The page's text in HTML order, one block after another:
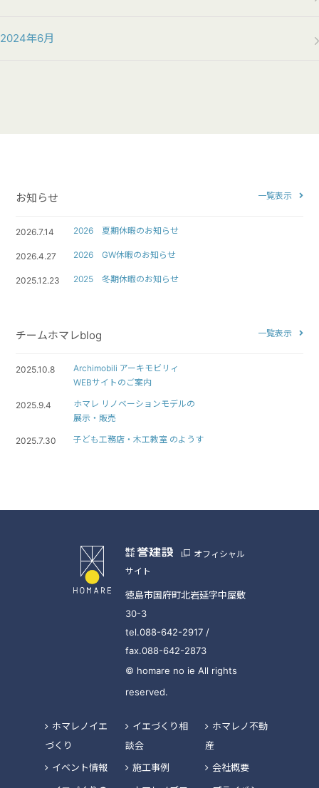
2024年6月
お知らせ 一覧表示
2026.7.14 2026 夏期休暇のお知らせ
2026.4.27 2026 GW休暇のお知らせ
2025.12.23 2025 冬期休暇のお知らせ
チームホマレblog 一覧表示
2025.10.8
Archimobili アーキモビリィ
WEBサイトのご案内
2025.9.4
ホマレ リノベーションモデルの
展示・販売
2025.7.30 子ども工務店・木工教室 のようす
オフィシャル
サイト
徳島市国府町北岩延字中屋敷
30-3
tel.088-642-2917 /
fax.088-642-2873
© homare no ie All rights
reserved.
ホマレノイエ
づくり
イベント情報
イエづくり相
談会
施工事例
ホマレノ不動
産
会社概要